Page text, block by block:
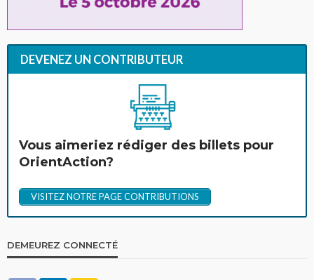
DEVENEZ UN CONTRIBUTEUR
Vous aimeriez rédiger des billets pour
OrientAction?
VISITEZ NOTRE PAGE CONTRIBUTIONS
DEMEUREZ CONNECTÉ